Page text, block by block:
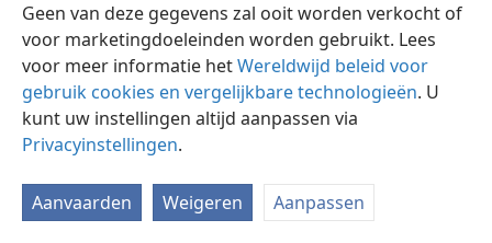
Geen van deze gegevens zal ooit worden verkocht of
voor marketingdoeleinden worden gebruikt. Lees
voor meer informatie hetWereldwijd beleid voor
gebruik cookies en vergelijkbare technologieën. U
kunt uw instellingen altijd aanpassen via
Privacyinstellingen.
Aanvaarden Weigeren Aanpassen